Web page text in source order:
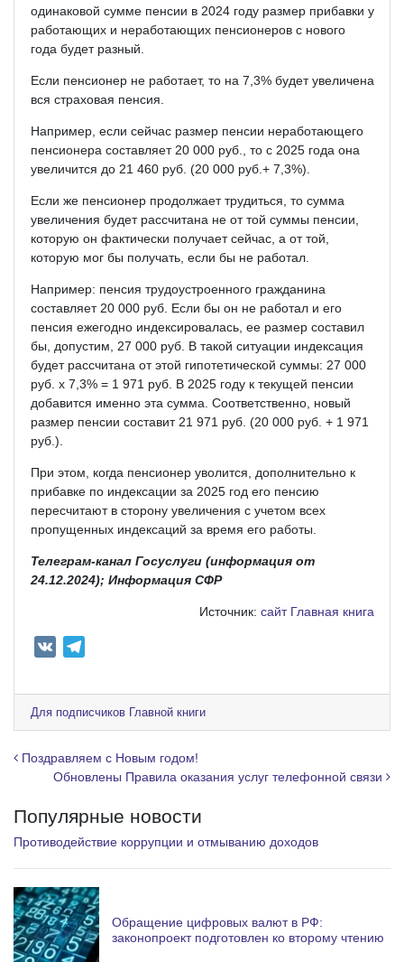
одинаковой сумме пенсии в 2024 году размер прибавки у
работающих и неработающих пенсионеров с нового
года будет разный.
Если пенсионер не работает, то на 7,3% будет увеличена
вся страховая пенсия.
Например, если сейчас размер пенсии неработающего
пенсионера составляет 20 000 руб., то с 2025 года она
увеличится до 21 460 руб. (20 000 руб.+ 7,3%).
Если же пенсионер продолжает трудиться, то сумма
увеличения будет рассчитана не от той суммы пенсии,
которую он фактически получает сейчас, а от той,
которую мог бы получать, если бы не работал.
Например: пенсия трудоустроенного гражданина
составляет 20 000 руб. Если бы он не работал и его
пенсия ежегодно индексировалась, ее размер составил
бы, допустим, 27 000 руб. В такой ситуации индексация
будет рассчитана от этой гипотетической суммы: 27 000
руб. х 7,3% = 1 971 руб. В 2025 году к текущей пенсии
добавится именно эта сумма. Соответственно, новый
размер пенсии составит 21 971 руб. (20 000 руб. + 1 971
руб.).
При этом, когда пенсионер уволится, дополнительно к
прибавке по индексации за 2025 год его пенсию
пересчитают в сторону увеличения с учетом всех
пропущенных индексаций за время его работы.
Телеграм-канал Госуслуги (информация от
24.12.2024); Информация СФР
Источник: сайт Главная книга
e
g
r
a
Для подписчиков Главной книги
Навигация по записям
Поздравляем с Новым годом!
Обновлены Правила оказания услуг телефонной связи
Популярные новости
Противодействие коррупции и отмыванию доходов
Обращение цифровых валют в РФ:
законопроект подготовлен ко второму чтению